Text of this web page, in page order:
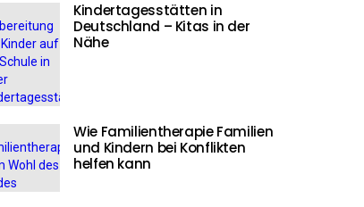
Kindertagesstätten in
Deutschland – Kitas in der
Nähe
Wie Familientherapie Familien
und Kindern bei Konflikten
helfen kann